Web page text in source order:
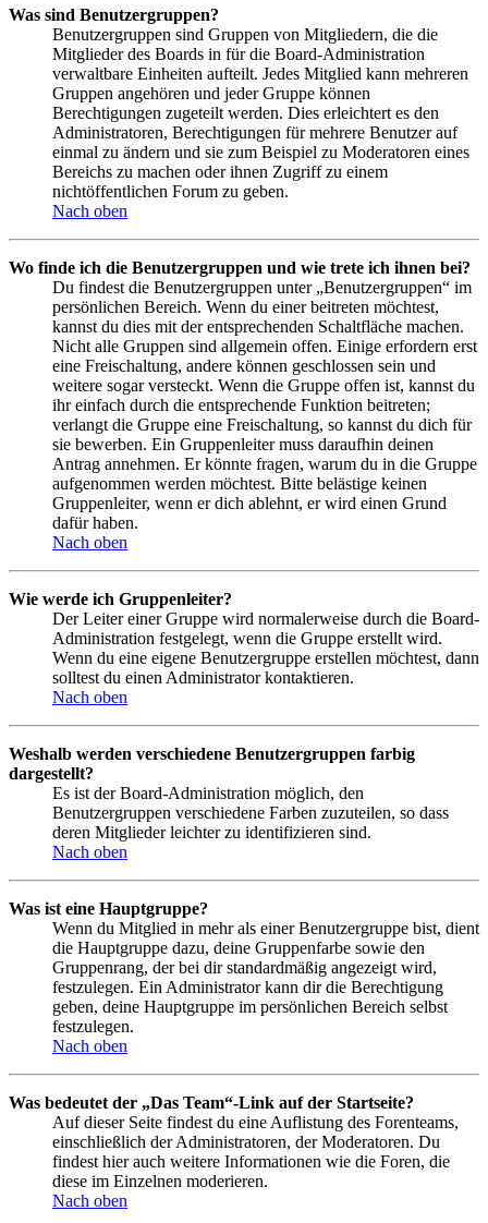
Was sind Benutzergruppen?
Benutzergruppen sind Gruppen von Mitgliedern, die die
Mitglieder des Boards in für die Board-Administration
verwaltbare Einheiten aufteilt. Jedes Mitglied kann mehreren
Gruppen angehören und jeder Gruppe können
Berechtigungen zugeteilt werden. Dies erleichtert es den
Administratoren, Berechtigungen für mehrere Benutzer auf
einmal zu ändern und sie zum Beispiel zu Moderatoren eines
Bereichs zu machen oder ihnen Zugriff zu einem
nichtöffentlichen Forum zu geben.
Nach oben
Wo finde ich die Benutzergruppen und wie trete ich ihnen bei?
Du findest die Benutzergruppen unter „Benutzergruppen“ im
persönlichen Bereich. Wenn du einer beitreten möchtest,
kannst du dies mit der entsprechenden Schaltfläche machen.
Nicht alle Gruppen sind allgemein offen. Einige erfordern erst
eine Freischaltung, andere können geschlossen sein und
weitere sogar versteckt. Wenn die Gruppe offen ist, kannst du
ihr einfach durch die entsprechende Funktion beitreten;
verlangt die Gruppe eine Freischaltung, so kannst du dich für
sie bewerben. Ein Gruppenleiter muss daraufhin deinen
Antrag annehmen. Er könnte fragen, warum du in die Gruppe
aufgenommen werden möchtest. Bitte belästige keinen
Gruppenleiter, wenn er dich ablehnt, er wird einen Grund
dafür haben.
Nach oben
Wie werde ich Gruppenleiter?
Der Leiter einer Gruppe wird normalerweise durch die Board-
Administration festgelegt, wenn die Gruppe erstellt wird.
Wenn du eine eigene Benutzergruppe erstellen möchtest, dann
solltest du einen Administrator kontaktieren.
Nach oben
Weshalb werden verschiedene Benutzergruppen farbig
dargestellt?
Es ist der Board-Administration möglich, den
Benutzergruppen verschiedene Farben zuzuteilen, so dass
deren Mitglieder leichter zu identifizieren sind.
Nach oben
Was ist eine Hauptgruppe?
Wenn du Mitglied in mehr als einer Benutzergruppe bist, dient
die Hauptgruppe dazu, deine Gruppenfarbe sowie den
Gruppenrang, der bei dir standardmäßig angezeigt wird,
festzulegen. Ein Administrator kann dir die Berechtigung
geben, deine Hauptgruppe im persönlichen Bereich selbst
festzulegen.
Nach oben
Was bedeutet der „Das Team“-Link auf der Startseite?
Auf dieser Seite findest du eine Auflistung des Forenteams,
einschließlich der Administratoren, der Moderatoren. Du
findest hier auch weitere Informationen wie die Foren, die
diese im Einzelnen moderieren.
Nach oben